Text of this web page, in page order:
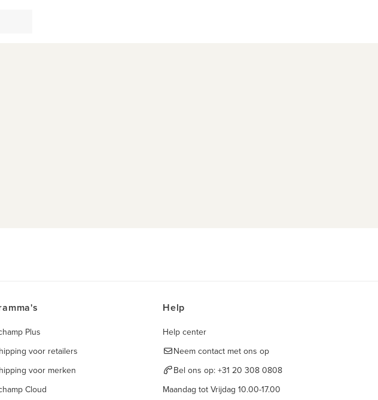
Plus
voor retailers
voor merken
Cloud
Help
Help center
Neem contact met ons op
Bel ons op: +31 20 308 0808
Maandag tot Vrijdag 10.00-17.00